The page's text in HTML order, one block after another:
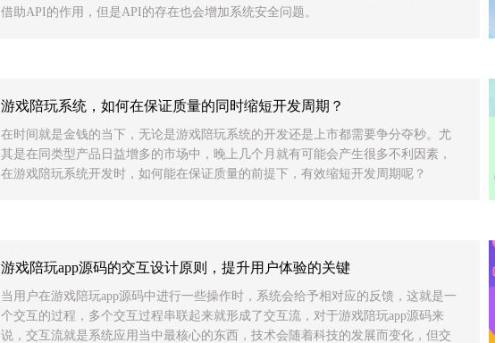
借助API的作用，但是API的存在也会增加系统安全问题。
游戏陪玩系统，如何在保证质量的同时缩短开发周期？
在时间就是金钱的当下，无论是游戏陪玩系统的开发还是上市都需要争分夺秒。尤
其是在同类型产品日益增多的市场中，晚上几个月就有可能会产生很多不利因素，
在游戏陪玩系统开发时，如何能在保证质量的前提下，有效缩短开发周期呢？
游戏陪玩app源码的交互设计原则，提升用户体验的关键
当用户在游戏陪玩app源码中进行一些操作时，系统会给予相对应的反馈，这就是一
个交互的过程，多个交互过程串联起来就形成了交互流，对于游戏陪玩app源码来
说，交互流就是系统应用当中最核心的东西，技术会随着科技的发展而变化，但交